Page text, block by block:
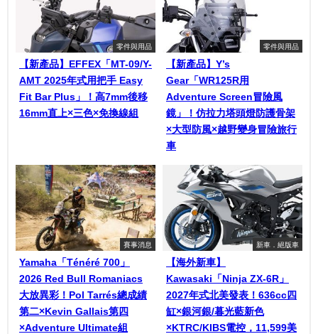
零件與用品
【新產品】EFFEX「MT-09/Y-
AMT 2025年式用把手 Easy
Fit Bar Plus」！高7mm後移
16mm直上×三色×免換線組
零件與用品
【新產品】Y’s
Gear「WR125R用
Adventure Screen冒險風
鏡」！仿拉力塔頭燈防護骨架
×大型防風×越野變身冒險旅行
車
賽事消息
Yamaha「Ténéré 700」
2026 Red Bull Romaniacs
大放異彩！Pol Tarrés總成績
第二×Kevin Gallais第四
×Adventure Ultimate組
新車．絕版車
【海外新車】
Kawasaki「Ninja ZX-6R」
2027年式北美發表！636cc四
缸×銀河銀/暮光藍新色
×KTRC/KIBS電控，11,599美